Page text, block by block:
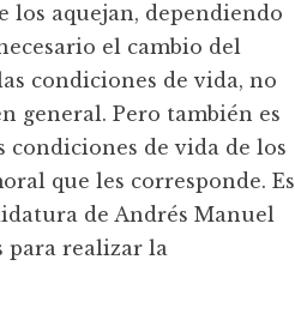
los aquejan, dependiendo
el cambio del
condiciones de vida, no
general. Pero también es
condiciones de vida de los
que les corresponde. Es
de Andrés Manuel
para realizar la